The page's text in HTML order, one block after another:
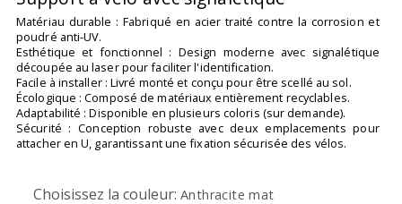
Matériau durable : Fabriqué en acier traité contre la corrosion et
poudré anti-UV.
Esthétique et fonctionnel : Design moderne avec signalétique
découpée au laser pour faciliter l'identification.
Facile à installer : Livré monté et conçu pour être scellé au sol.
Écologique : Composé de matériaux entièrement recyclables.
Adaptabilité : Disponible en plusieurs coloris (sur demande).
Sécurité : Conception robuste avec deux emplacements pour
attacher en U, garantissant une fixation sécurisée des vélos.
Choisissez la couleur Anthracite mat